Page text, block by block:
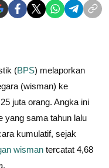
(BPS) melaporkan
(wisman) ke
juta orang. Angka ini
yang sama tahun lalu
kumulatif, sejak
wisman tercatat 4,68